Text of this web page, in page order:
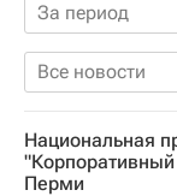
За период
Все новости
Национальная
Перми